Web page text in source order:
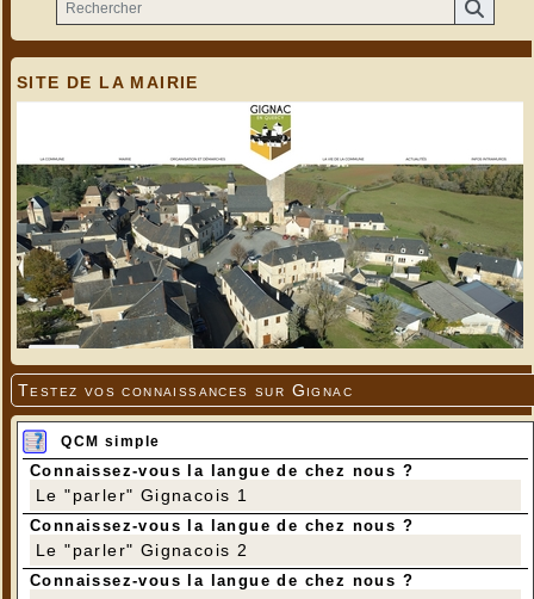
SITE DE LA MAIRIE
Testez vos connaissances sur Gignac
QCM simple
Connaissez-vous la langue de chez nous ?
Le "parler" Gignacois 1
Connaissez-vous la langue de chez nous ?
Le "parler" Gignacois 2
Connaissez-vous la langue de chez nous ?